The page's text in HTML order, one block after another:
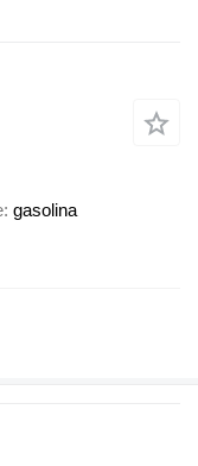
gasolina